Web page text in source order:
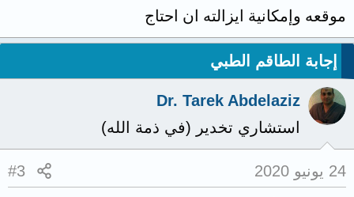
موقعه وإمكانية ايزالته ان احتاج
إجابة الطاقم الطبي
Dr. Tarek Abdelaziz
استشاري تخدير (في ذمة الله)
24 يونيو 2020 #3